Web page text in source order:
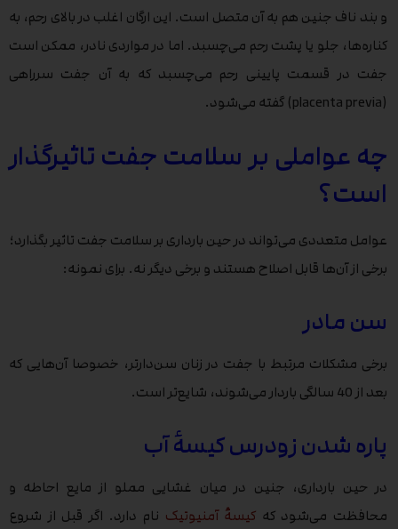
و بند ناف جنین هم به آن متصل است. این ارگان اغلب در بالای رحم، به
کناره‌ها، جلو یا پشت رحم می‌چسبد. اما در مواردی نادر، ممکن است
جفت در قسمت پایینی رحم می‌چسبد که به آن جفت سر‌راهی
(placenta previa) گفته می‌شود.
چه عواملی بر سلامت جفت تاثیرگذار
است؟
عوامل متعددی می‌تواند در حین بارداری بر سلامت جفت تاثیر بگذارد؛
برخی از آن‌ها قابل اصلاح هستند و برخی دیگر نه. برای نمونه:
سن مادر
برخی مشکلات مرتبط با جفت در زنان سن‌دارتر، خصوصا آن‌هایی که
بعد از 40 سالگی باردار می‌شوند، شایع‌تر است.
پاره شدن زودرس کیسۀ آب
در حین بارداری، جنین در میان غشایی مملو از مایع احاطه و
محافظت می‌شود که کیسۀ آمنیوتیک نام دارد. اگر قبل از شروع